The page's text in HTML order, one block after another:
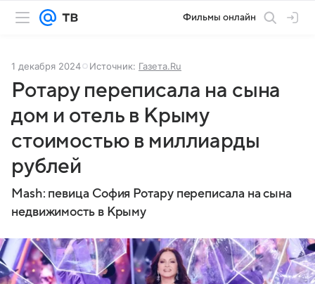
Фильмы онлайн
1 декабря 2024 Источник: Газета.Ru
Ротару переписала на сына
дом и отель в Крыму
стоимостью в миллиарды
рублей
Mash: певица София Ротару переписала на сына
недвижимость в Крыму